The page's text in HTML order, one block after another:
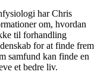
har Chris
om, hvordan
til forhandling
for at finde frem
samfund kan finde en
et bedre liv.